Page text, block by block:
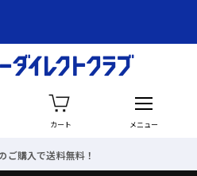
カート メニュー